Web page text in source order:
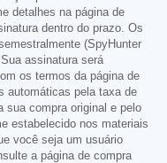
detalhes na página de
dentro do prazo. Os
(SpyHunter
assinatura será
os termos da página de
automáticas pela taxa de
sua compra original e pelo
estabelecido nos materiais
você seja um usuário
a página de compra